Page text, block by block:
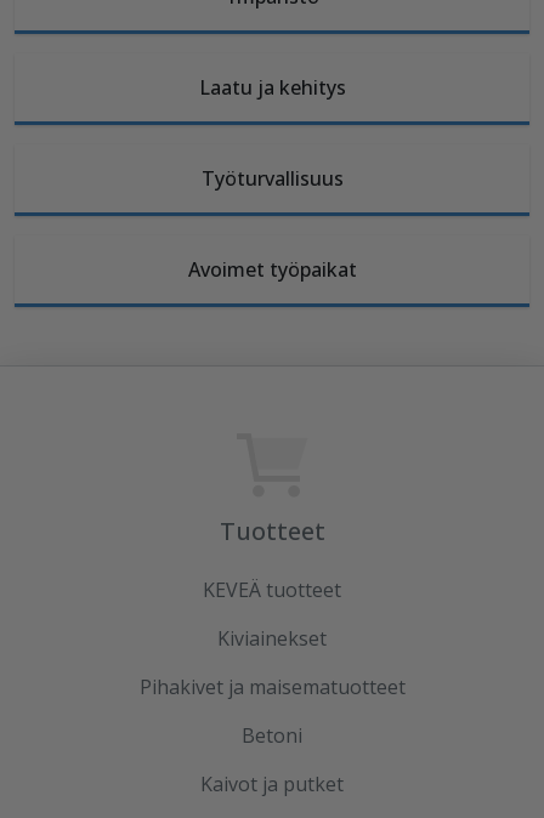
Laatu ja kehitys
Työturvallisuus
Avoimet työpaikat
Tuotteet
KEVEÄ tuotteet
Kiviainekset
Pihakivet ja maisematuotteet
Betoni
Kaivot ja putket